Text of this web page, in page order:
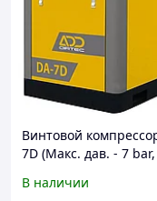
Винтовой
7D (Макс. дав. - 7
В наличии